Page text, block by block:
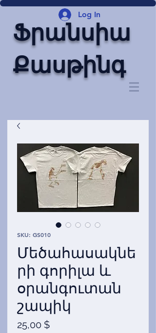
Log In
Ֆրանսիա
Քասթինգ
SKU: GS010
Մեծահասակնե
րի գորիլա և
օրանգուտան
շապիկ
25,00 $Price